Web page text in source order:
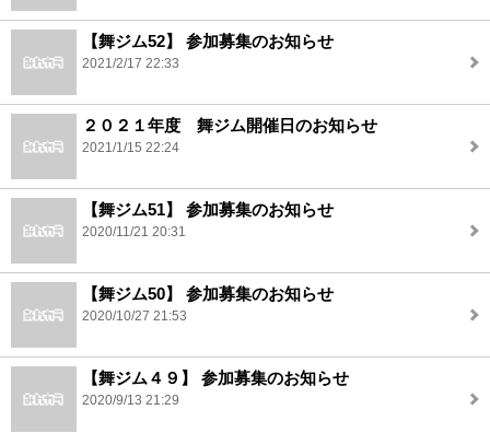
【舞ジム52】 参加募集のお知らせ
2021/2/17 22:33
２０２１年度 舞ジム開催日のお知らせ
2021/1/15 22:24
【舞ジム51】 参加募集のお知らせ
2020/11/21 20:31
【舞ジム50】 参加募集のお知らせ
2020/10/27 21:53
【舞ジム４９】 参加募集のお知らせ
2020/9/13 21:29